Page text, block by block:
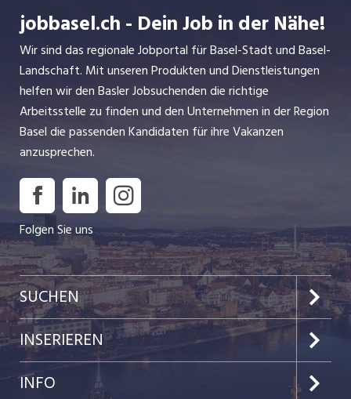
Generalplaner Kosten-, Qualitäts- und Terminkontrolle
INSERAT ANSEHEN
jobbasel.ch - Dein Job in der Nähe!
Wir sind das regionale Jobportal für Basel-Stadt und Basel-
Landschaft. Mit unseren Produkten und Dienstleistungen
helfen wir den Basler Jobsuchenden die richtige
Arbeitsstelle zu finden und den Unternehmen in der Region
Basel die passenden Kandidaten für ihre Vakanzen
anzusprechen.
Folgen Sie uns
SUCHEN
Jobs im Kanton Basel-Stadt
Jobs im Kanton Baselland
INSERIEREN
Preise & Leistungen
INFO